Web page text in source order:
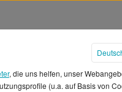
, die uns helfen, unser
(u.a. auf Basis von